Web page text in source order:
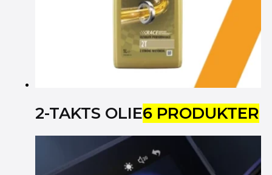
2-TAKTS OLIE6 PRODUKTER